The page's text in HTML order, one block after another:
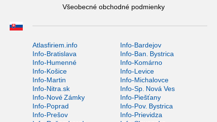
Všeobecné obchodné podmienky
Atlasfiriem.info
Info-Bardejov
Info-Bratislava
Info-Ban. Bystrica
Info-Humenné
Info-Komárno
Info-Košice
Info-Levice
Info-Martin
Info-Michalovce
Info-Nitra.sk
Info-Sp. Nová Ves
Info-Nové Zámky
Info-Piešťany
Info-Poprad
Info-Pov. Bystrica
Info-Prešov
Info-Prievidza